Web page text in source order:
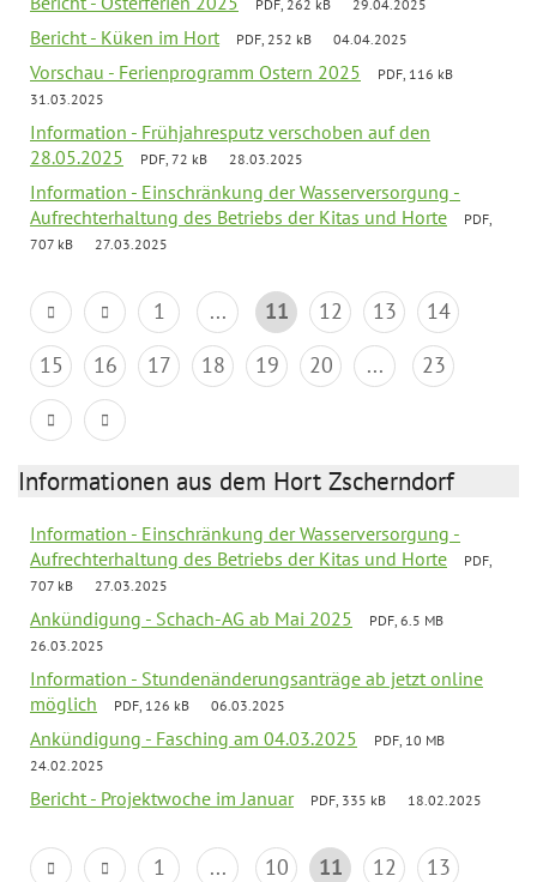
PDF, 262 kB 29.04.2025
Bericht - Küken im Hort PDF, 252 kB 04.04.2025
Vorschau - Ferienprogramm Ostern 2025
PDF, 116 kB
31.03.2025
Information - Frühjahresputz verschoben auf den
28.05.2025
PDF, 72 kB 28.03.2025
Information - Einschränkung der Wasserversorgung -
Aufrechterhaltung des Betriebs der Kitas und Horte
PDF,
707 kB
27.03.2025
1 ... 11 12 13
14
15
16 17 18 19 20 ... 23
Informationen aus dem Hort Zscherndorf
Information - Einschränkung der Wasserversorgung -
Aufrechterhaltung des Betriebs der Kitas und Horte
PDF,
707 kB
27.03.2025
Ankündigung - Schach-AG ab Mai 2025
PDF, 6.5 MB
26.03.2025
Information - Stundenänderungsanträge ab jetzt online
möglich
PDF, 126 kB 06.03.2025
Ankündigung - Fasching am 04.03.2025
PDF, 10 MB
24.02.2025
Bericht - Projektwoche im Januar PDF, 335 kB 18.02.2025
1 ... 10 11 12
13